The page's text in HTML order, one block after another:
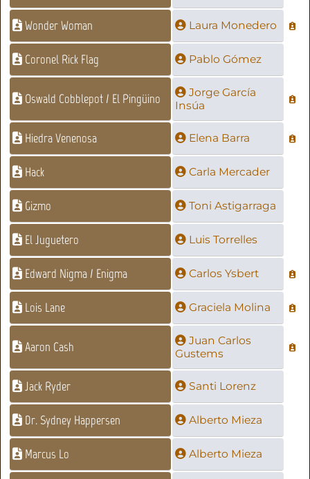
Wonder Woman Laura Monedero
Coronel Rick Flag Pablo Gómez
Oswald Cobblepot / El Pingüino
Jorge García
Insúa
Hiedra Venenosa Elena Barra
Hack Carla Mercader
Gizmo Toni Astigarraga
El Juguetero Luis Torrelles
Edward Nigma / Enigma Carlos Ysbert
Lois Lane Graciela Molina
Aaron Cash
Juan Carlos
Gustems
Jack Ryder Santi Lorenz
Dr. Sydney Happersen Alberto Mieza
Marcus Lo Alberto Mieza